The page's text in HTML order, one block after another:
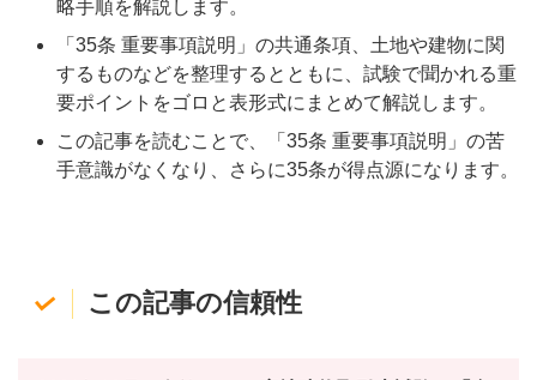
略手順を解説します。
「35条 重要事項説明」の共通条項、土地や建物に関
するものなどを整理するとともに、試験で聞かれる重
要ポイントをゴロと表形式にまとめて解説します。
この記事を読むことで、「35条 重要事項説明」の苦
手意識がなくなり、さらに35条が得点源になります。
この記事の信頼性